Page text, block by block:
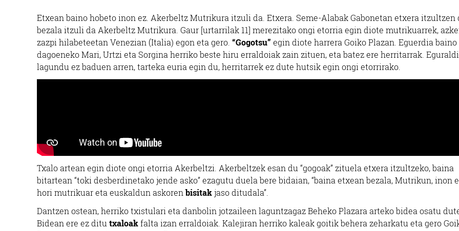
Etxean baino hobeto inon ez. Akerbeltz Mutrikura itzuli da. Etxera. Seme-Alabak Gabonetan etxera itzultzen
bezala itzuli da Akerbeltz Mutrikura. Gaur [urtarrilak 11] merezitako ongi etorria egin diote mutrikuarrek,
zazpi hilabeteetan Venezian (Italia) egon eta gero. “Gogotsu” egin diote harrera Goiko Plazan. Eguerdia
dagoeneko Mari, Urtzi eta Sorgina herriko beste hiru erraldoiak zain zituen, eta batez ere herritarrak.
lagundu ez baduen arren, tarteka euria egin du, herritarrek ez dute hutsik egin ongi etorrirako.
Txalo artean egin diote ongi etorria Akerbeltzi. Akerbeltzek esan du “gogoak” zituela etxera itzultzeko, baina
bitartean “toki desberdinetako jende asko” ezagutu duela bere bidaian, “baina etxean bezala, Mutrikun, inon
hori mutrikuar eta euskaldun askorenbisitak jaso ditudala”.
Dantzen ostean, herriko txistulari eta danbolin jotzaileen laguntzagaz Beheko Plazara arteko bidea osatu
Bidean ere ez ditu txaloakfalta izan erraldoiak. Kalejiran herriko kaleak goitik behera zeharkatu eta gero